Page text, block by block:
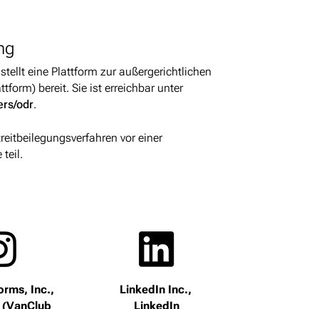
eine Plattform zur außergerichtlichen
bereit. Sie ist erreichbar unter
odr.
vor einer
teil.
Inc.,
LinkedIn Inc.,
LinkedIn